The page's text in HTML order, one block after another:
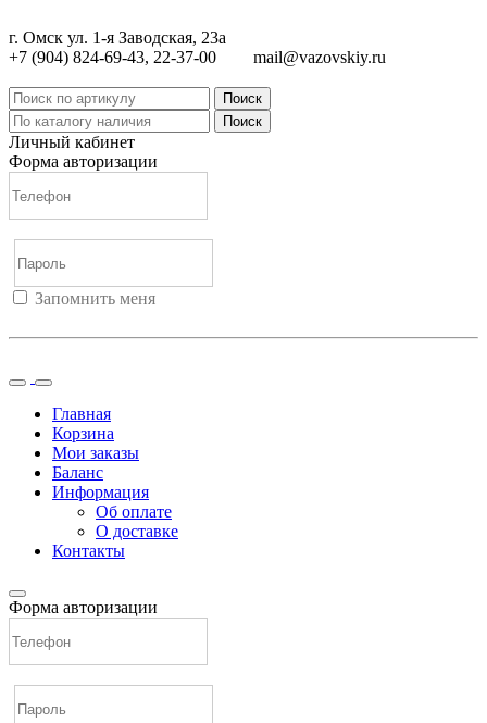
г. Омск ул. 1-я Заводская, 23а
+7 (904) 824-69-43, 22-37-00
mail@vazovskiy.ru
Поиск
Поиск
Личный кабинет
Форма авторизации
Запомнить меня
Главная
Корзина
Мои заказы
Баланс
Информация
Об оплате
О доставке
Контакты
Форма авторизации